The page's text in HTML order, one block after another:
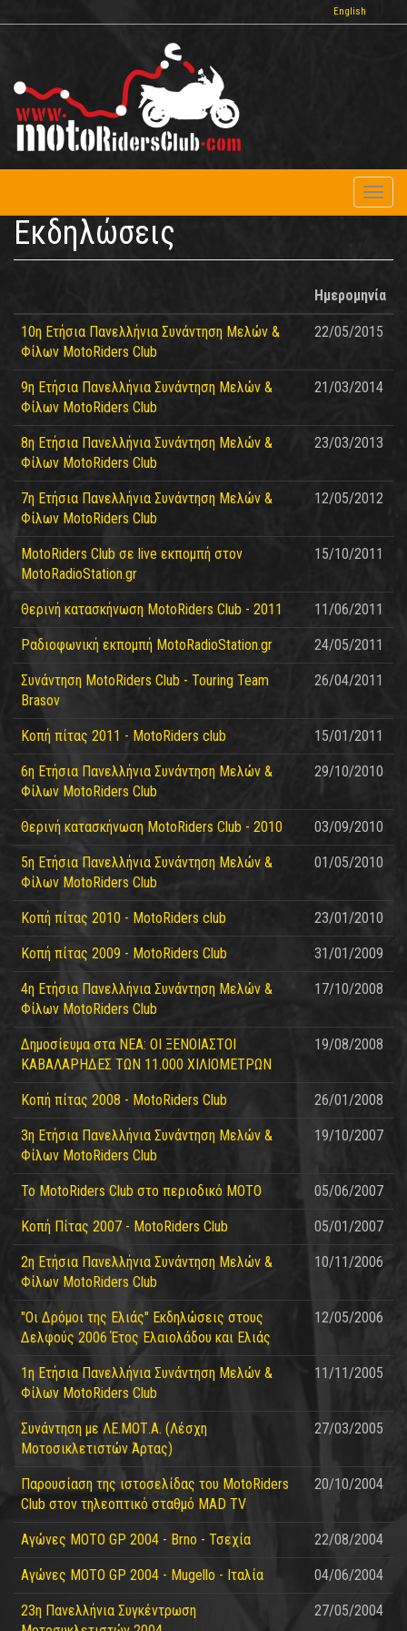
προς
περιεχόμενο
English
Εκδηλώσεις
Ημερομηνία
10η Ετήσια Πανελλήνια Συνάντηση Μελών &
Φίλων MotoRiders Club
22/05/2015
9η Ετήσια Πανελλήνια Συνάντηση Μελών &
Φίλων MotoRiders Club
21/03/2014
8η Ετήσια Πανελλήνια Συνάντηση Μελών &
Φίλων MotoRiders Club
23/03/2013
7η Ετήσια Πανελλήνια Συνάντηση Μελών &
Φίλων MotoRiders Club
12/05/2012
MotoRiders Club σε live εκπομπή στον
MotoRadioStation.gr
15/10/2011
Θερινή κατασκήνωση MotoRiders Club - 2011 11/06/2011
Ραδιοφωνική εκπομπή MotoRadioStation.gr 24/05/2011
Συνάντηση MotoRiders Club - Touring Team
Brasov
26/04/2011
Κοπή πίτας 2011 - MotoRiders club 15/01/2011
6η Ετήσια Πανελλήνια Συνάντηση Μελών &
Φίλων MotoRiders Club
29/10/2010
Θερινή κατασκήνωση MotoRiders Club - 2010 03/09/2010
5η Ετήσια Πανελλήνια Συνάντηση Μελών &
Φίλων MotoRiders Club
01/05/2010
Κοπή πίτας 2010 - MotoRiders club 23/01/2010
Κοπή πίτας 2009 - MotoRiders Club 31/01/2009
4η Ετήσια Πανελλήνια Συνάντηση Μελών &
Φίλων MotoRiders Club
17/10/2008
Δημοσίευμα στα ΝΕΑ: ΟΙ ΞΕΝΟΙΑΣΤΟΙ
ΚΑΒΑΛΑΡΗΔΕΣ ΤΩΝ 11.000 ΧΙΛΙΟΜΕΤΡΩΝ
19/08/2008
Κοπή πίτας 2008 - MotoRiders Club 26/01/2008
3η Ετήσια Πανελλήνια Συνάντηση Μελών &
Φίλων MotoRiders Club
19/10/2007
Το MotoRiders Club στο περιοδικό ΜΟΤΟ 05/06/2007
Κοπή Πίτας 2007 - MotoRiders Club 05/01/2007
2η Ετήσια Πανελλήνια Συνάντηση Μελών &
Φίλων MotoRiders Club
10/11/2006
"Οι Δρόμοι της Ελιάς" Εκδηλώσεις στους
Δελφούς 2006 Έτος Ελαιολάδου και Ελιάς
12/05/2006
1η Ετήσια Πανελλήνια Συνάντηση Μελών &
Φίλων MotoRiders Club
11/11/2005
Συνάντηση με ΛΕ.ΜΟΤ.Α. (Λέσχη
Μοτοσικλετιστών Άρτας)
27/03/2005
Παρουσίαση της ιστοσελίδας του MotoRiders
Club στον τηλεοπτικό σταθμό MAD TV
20/10/2004
Αγώνες MOTO GP 2004 - Brno - Τσεχία 22/08/2004
Αγώνες MOTO GP 2004 - Mugello - Ιταλία 04/06/2004
23η Πανελλήνια Συγκέντρωση
27/05/2004